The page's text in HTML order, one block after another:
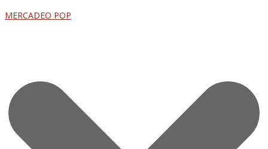
MERCADEO POP